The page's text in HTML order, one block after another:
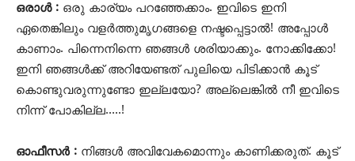
ഒരാൾ : ഒരു കാര്യം പറ‍ഞ്ഞേക്കാം. ഇവിടെ ഇനി
ഏതെങ്കിലും വളർത്തുമൃഗങ്ങളെ നഷ്ടപ്പെട്ടാൽ! അപ്പോൾ
കാണാം. പിന്നെനിന്നെ ഞങ്ങൾ ശരിയാക്കും. നോക്കിക്കോ!
ഇനി ഞങ്ങൾക്ക് അറിയേണ്ടത് പുലിയെ പിടിക്കാൻ കൂട്
കൊണ്ടുവരുന്നുണ്ടോ ഇല്ലയോ? അല്ലെങ്കിൽ നീ ഇവിടെ
നിന്ന് പോകില്ല…..!
ഓഫീസർ : നിങ്ങൾ അവിവേകമൊന്നും കാണിക്കരുത്. കൂട്